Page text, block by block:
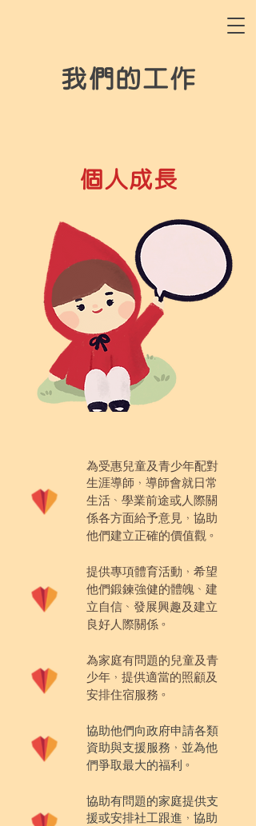
我們的工作
個人成長
為受惠兒童及青少年配對
生涯導師 ， 導師會就日常
生活 、 學業前途或人際關
係各方面給予意見 ， 協助
他們建立正確的價值觀 。
提供專項體育活動 ， 希望
他們鍛鍊強健的體魄 、 建
立自信 、 發展興趣及建立
良好人際關係 。
為家庭有問題的兒童及青
少年 ， 提供適當的照顧及
安排住宿服務 。
協助他們向政府申請各類
資助與支援服務 ， 並為他
們爭取最大的福利 。
協助有問題的家庭提供支
援或安排社工跟進 ， 協助